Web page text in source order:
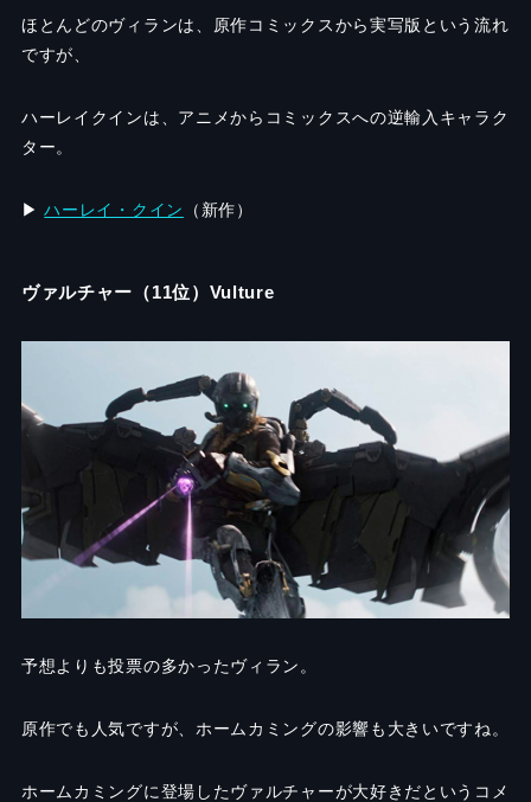
ほとんどのヴィランは、原作コミックスから実写版という流れ
ですが、
ハーレイクインは、アニメからコミックスへの逆輸入キャラク
ター。
▶︎ハーレイ・クイン （新作）
ヴァルチャー（11位）Vulture
予想よりも投票の多かったヴィラン。
原作でも人気ですが、ホームカミングの影響も大きいですね。
ホームカミングに登場したヴァルチャーが大好きだというコメ